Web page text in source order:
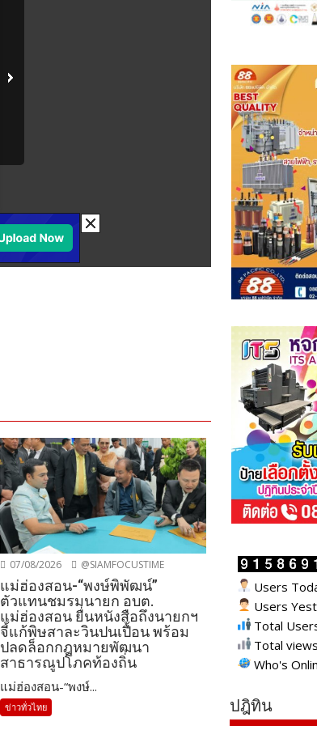
07/08/2026 @SIAMFOCUSTIME
แม่ฮ่องสอน-“พงษ์พิพัฒน์”
ตัวแทนชมรมนายก อบต.
แม่ฮ่องสอน ยื่นหนังสือถึงนายกฯ
จี้แก้พิษสาละวินปนเปื้อน พร้อม
ปลดล็อกกฎหมายพัฒนา
สาธารณูปโภคท้องถิ่น
แม่ฮ่องสอน-“พงษ์...
ข่าวทั่วไทย
Users
Users
Total
Total
Who's
ปฎิทิน